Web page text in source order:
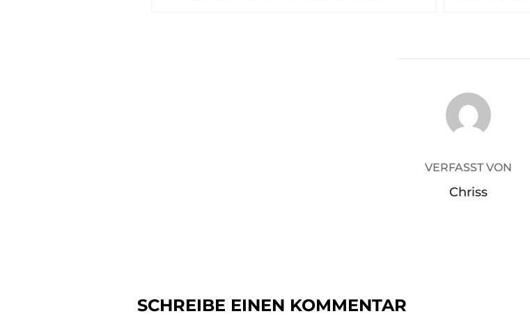
BEITRAGSAUTOR
VERFASST VON
Chriss
SCHREIBE EINEN KOMMENTAR